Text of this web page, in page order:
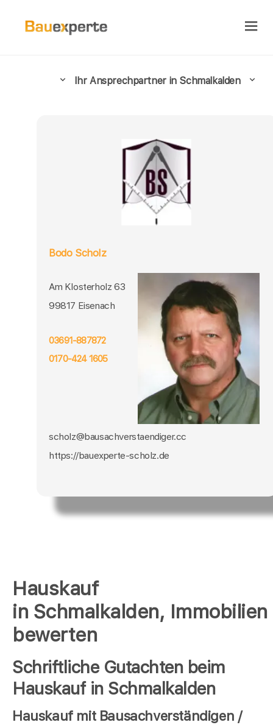
Hauskauf
in Schmalkalden, Immobilien
bewerten
Schriftliche Gutachten beim
Hauskauf in Schmalkalden
Hauskauf mit Bausachverständigen /
Ihr Ansprechpartner in Schmalkalden
Bodo Scholz
Am Klosterholz 63
99817 Eisenach
03691-887872
0170-424 1605
scholz@bausachverstaendiger.cc
https://bauexperte-scholz.de